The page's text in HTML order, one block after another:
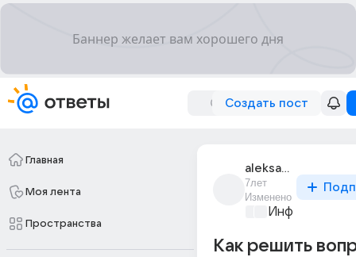
Создать пост
Главная
Моя лента
Пространства
aleksandrovich_458
7лет
Изменено
Как решить